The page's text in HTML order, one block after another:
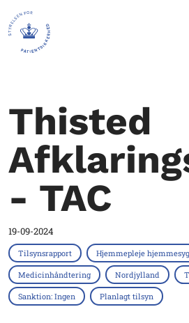
Thisted
- TAC
19-09-2024
Tilsynsrapport Hjemmepleje
Medicinhåndtering Nordjylland
Sanktion: Ingen Planlagt tilsyn